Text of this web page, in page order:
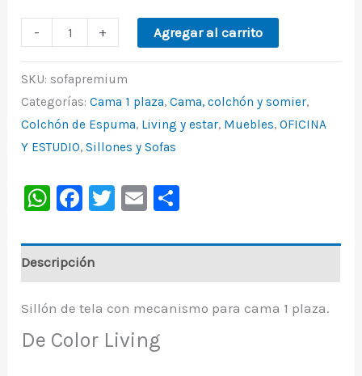
- + Agregar al carrito
SKU: sofapremium
Categorías:Cama 1 plaza,Cama, colchón y somier,
Colchón de Espuma, Living y estar, Muebles,OFICINA
Y ESTUDIO,Sillones y Sofas
WhatsApp
Facebook
Twitter
Email
Descripción
Sillón de tela con mecanismo para cama 1 plaza.
De Color Living